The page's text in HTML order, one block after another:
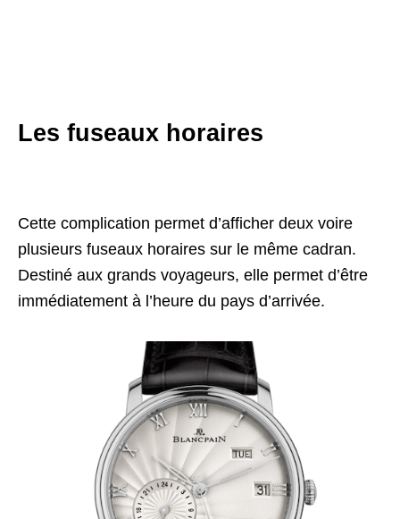
Les fuseaux horaires
Cette complication permet d’afficher deux voire
plusieurs fuseaux horaires sur le même cadran.
Destiné aux grands voyageurs, elle permet d’être
immédiatement à l’heure du pays d’arrivée.